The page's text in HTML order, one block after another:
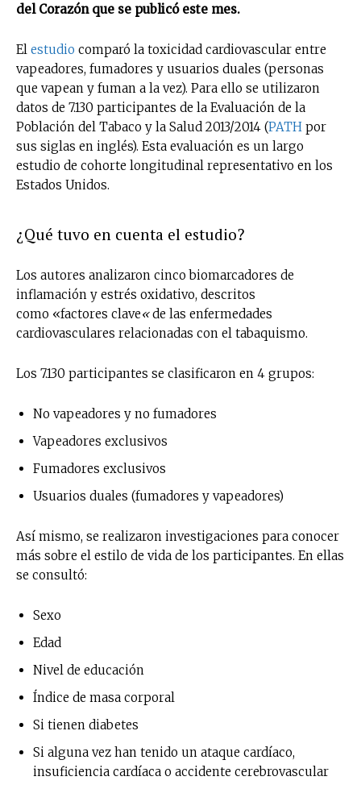
del Corazón que se publicó este mes.
El estudio comparó la toxicidad cardiovascular entre
vapeadores, fumadores y usuarios duales (personas
que vapean y fuman a la vez). Para ello se utilizaron
datos de 7.130 participantes de la Evaluación de la
Población del Tabaco y la Salud 2013/2014 (PATH por
sus siglas en inglés). Esta evaluación es un largo
estudio de cohorte longitudinal representativo en los
Estados Unidos.
¿Qué tuvo en cuenta el estudio?
Los autores analizaron cinco biomarcadores de
inflamación y estrés oxidativo, descritos
como «factores clave«de las enfermedades
cardiovasculares relacionadas con el tabaquismo.
Los 7.130 participantes se clasificaron en 4 grupos:
No vapeadores y no fumadores
Vapeadores exclusivos
Fumadores exclusivos
Usuarios duales (fumadores y vapeadores)
Así mismo, se realizaron investigaciones para conocer
más sobre el estilo de vida de los participantes. En ellas
se consultó:
Sexo
Edad
Nivel de educación
Índice de masa corporal
Si tienen diabetes
Si alguna vez han tenido un ataque cardíaco,
insuficiencia cardíaca o accidente cerebrovascular